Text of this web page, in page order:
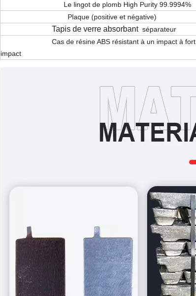
Le lingot de plomb High Purity 99.9994%
Plaque (positive et négative)
Tapis de verre absorbant séparateur
Cas de résine ABS résistant à un impact à fort
impact